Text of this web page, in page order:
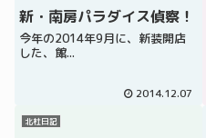
新・南房パラダイス偵察！
今年の2014年9月に、新装開店
した、館...
2014.12.07
北杜日記